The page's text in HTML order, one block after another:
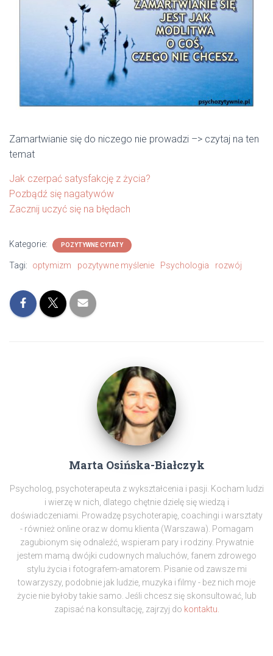
Zamartwianie się do niczego nie prowadzi –> czytaj na ten
temat
Jak czerpać satysfakcję z życia?
Pozbądź się nagatywów
Zacznij uczyć się na błędach
Kategorie: POZYTYWNE CYTATY
Tagi: optymizm pozytywne myślenie Psychologia rozwój
Marta Osińska-Białczyk
Psycholog, psychoterapeuta z wykształcenia i pasji. Kocham ludzi
i wierzę w nich, dlatego chętnie dzielę się wiedzą i
doświadczeniami. Prowadzę psychoterapię, coachingi i warsztaty
- również online oraz w domu klienta (Warszawa). Pomagam
zagubionym się odnaleźć, wspieram pary i rodziny. Prywatnie
jestem mamą dwójki cudownych maluchów, fanem zdrowego
stylu życia i fotografem-amatorem. Pisanie od zawsze mi
towarzyszy, podobnie jak ludzie, muzyka i filmy - bez nich moje
życie nie byłoby takie samo. Jeśli chcesz się skonsultować, lub
zapisać na konsultację, zajrzyj do kontaktu.